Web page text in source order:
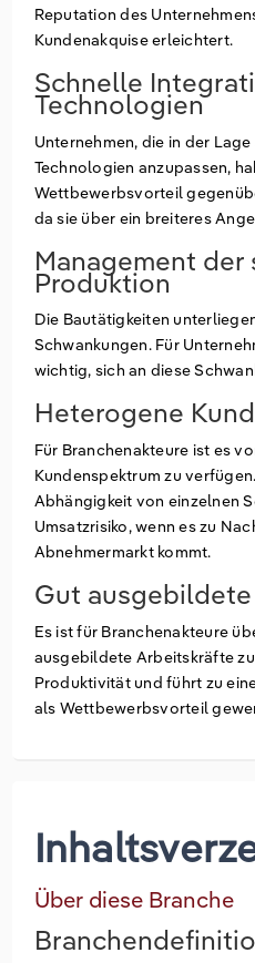
Reputation des
Kundenakquise erleichtert.
Schnelle
Technologien
Unternehmen, die in der
Technologien anzupassen,
Wettbewerbsvorteil
da sie über ein breiteres
Management der
Produktion
Die Bautätigkeiten
Schwankungen. Für
wichtig, sich an diese
Heterogene
Für Branchenakteure ist es
Kundenspektrum zu
Abhängigkeit von einzelnen
Umsatzrisiko, wenn es zu
Abnehmermarkt kommt.
Gut
Es ist für Branchenakteure
ausgebildete Arbeitskräfte
Produktivität und führt zu
als Wettbewerbsvorteil
Über diese Branche